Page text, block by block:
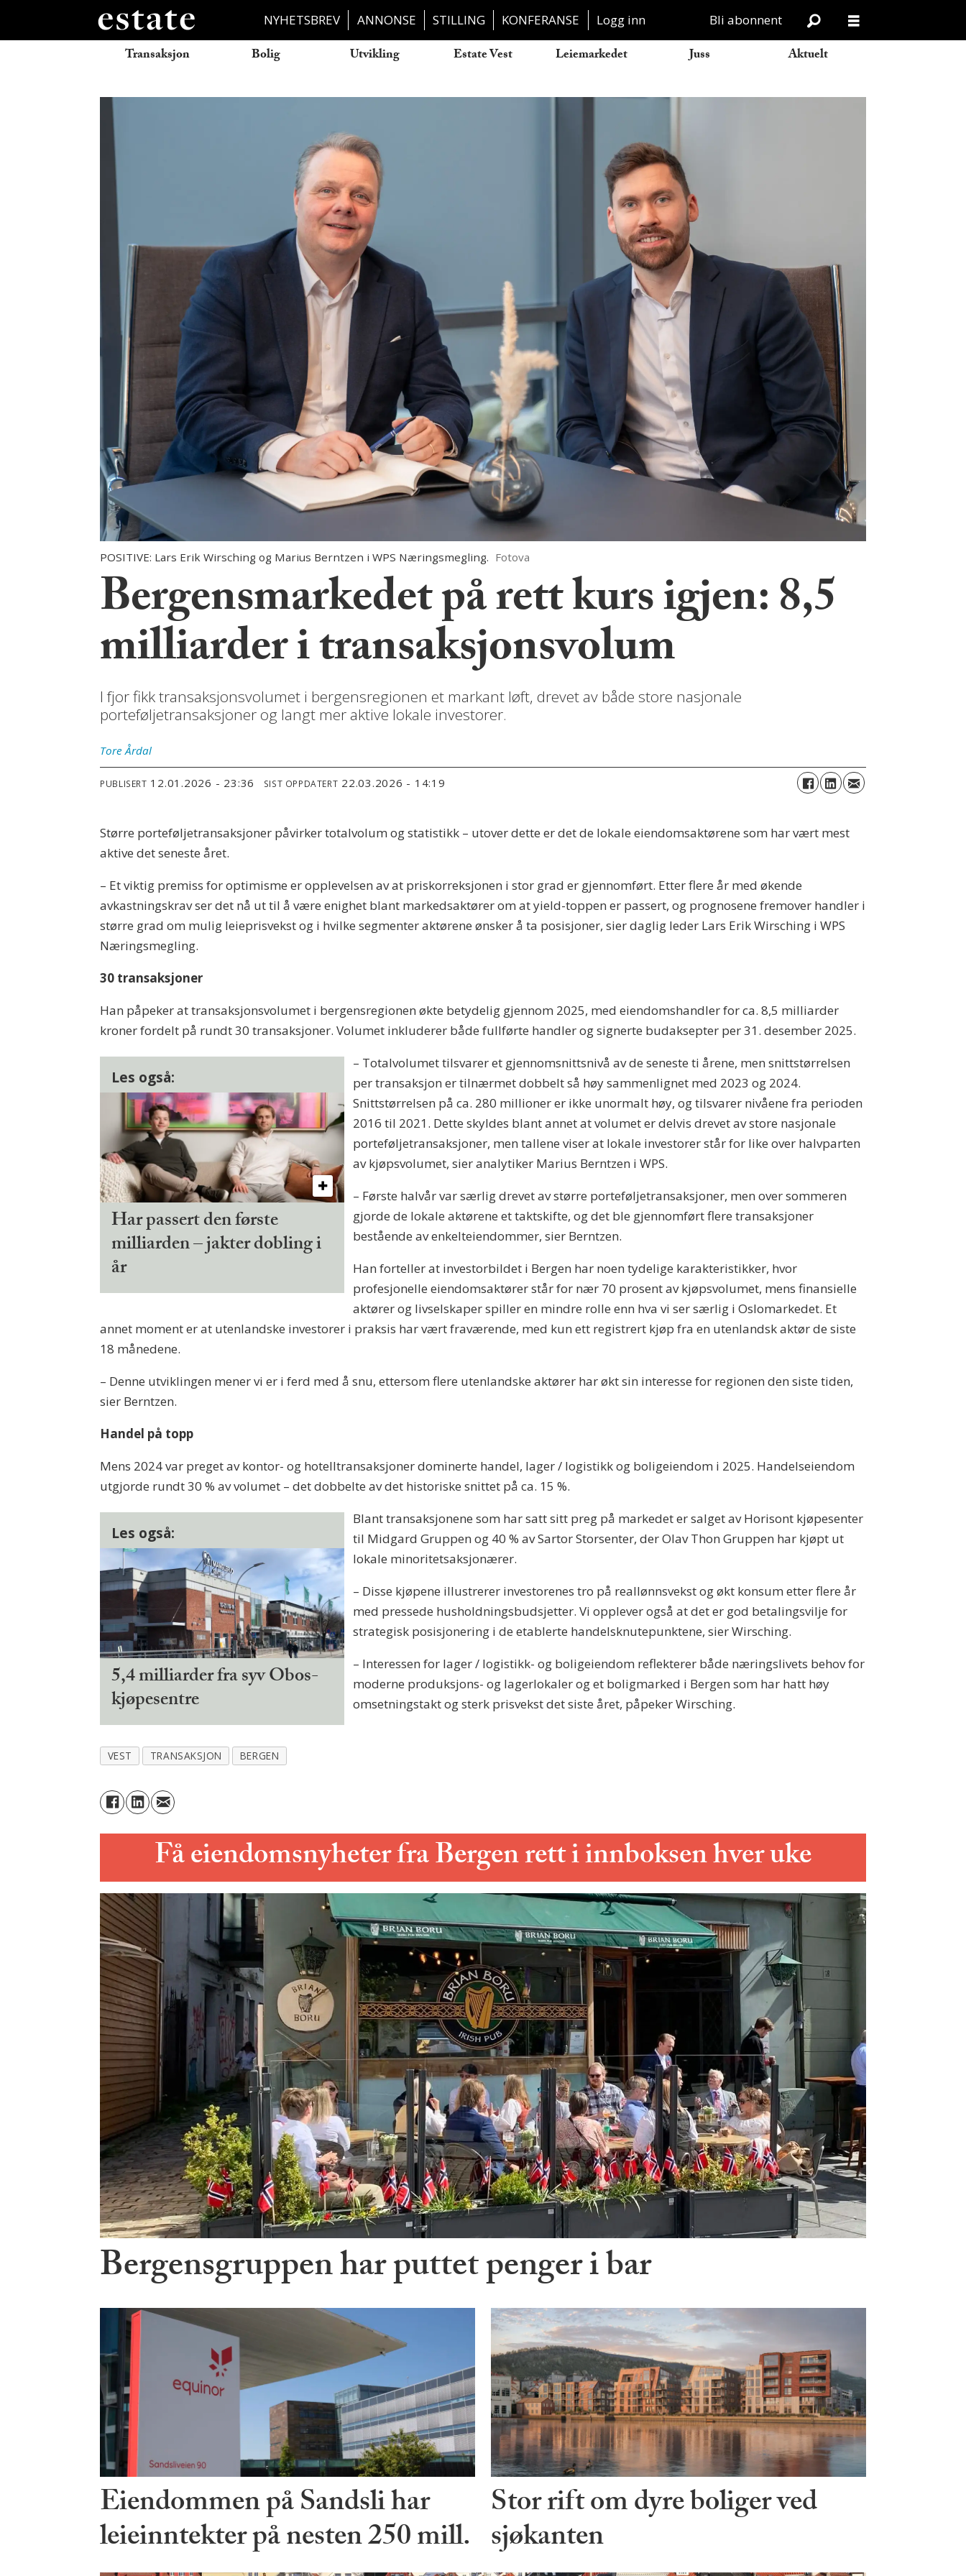
NYHETSBREV ANNONSE STILLING KONFERANSE Logg inn Bli abonnent
Transaksjon Bolig Utvikling Estate Vest Leiemarkedet Juss Aktuelt
POSITIVE: Lars Erik Wirsching og Marius Berntzen i WPS Næringsmegling. Fotova
Bergensmarkedet på rett kurs igjen: 8,5
milliarder i transaksjonsvolum
I fjor fikk transaksjonsvolumet i bergensregionen et markant løft, drevet av både store nasjonale
porteføljetransaksjoner og langt mer aktive lokale investorer.
Tore Årdal
PUBLISERT 12.01.2026 - 23:36 SIST OPPDATERT 22.03.2026 - 14:19
Større porteføljetransaksjoner påvirker totalvolum og statistikk – utover dette er det de lokale eiendomsaktørene som har vært mest
aktive det seneste året.
– Et viktig premiss for optimisme er opplevelsen av at priskorreksjonen i stor grad er gjennomført. Etter flere år med økende
avkastningskrav ser det nå ut til å være enighet blant markedsaktører om at yield-toppen er passert, og prognosene fremover handler i
større grad om mulig leieprisvekst og i hvilke segmenter aktørene ønsker å ta posisjoner, sier daglig leder Lars Erik Wirsching i WPS
Næringsmegling.
30 transaksjoner
Han påpeker at transaksjonsvolumet i bergensregionen økte betydelig gjennom 2025, med eiendomshandler for ca. 8,5 milliarder
kroner fordelt på rundt 30 transaksjoner. Volumet inkluderer både fullførte handler og signerte budaksepter per 31. desember 2025.
Les også:
Har passert den første
milliarden – jakter dobling i
år
– Totalvolumet tilsvarer et gjennomsnittsnivå av de seneste ti årene, men snittstørrelsen
per transaksjon er tilnærmet dobbelt så høy sammenlignet med 2023 og 2024.
Snittstørrelsen på ca. 280 millioner er ikke unormalt høy, og tilsvarer nivåene fra perioden
2016 til 2021. Dette skyldes blant annet at volumet er delvis drevet av store nasjonale
porteføljetransaksjoner, men tallene viser at lokale investorer står for like over halvparten
av kjøpsvolumet, sier analytiker Marius Berntzen i WPS.
– Første halvår var særlig drevet av større porteføljetransaksjoner, men over sommeren
gjorde de lokale aktørene et taktskifte, og det ble gjennomført flere transaksjoner
bestående av enkelteiendommer, sier Berntzen.
Han forteller at investorbildet i Bergen har noen tydelige karakteristikker, hvor
profesjonelle eiendomsaktører står for nær 70 prosent av kjøpsvolumet, mens finansielle
aktører og livselskaper spiller en mindre rolle enn hva vi ser særlig i Oslomarkedet. Et
annet moment er at utenlandske investorer i praksis har vært fraværende, med kun ett registrert kjøp fra en utenlandsk aktør de siste
18 månedene.
– Denne utviklingen mener vi er i ferd med å snu, ettersom flere utenlandske aktører har økt sin interesse for regionen den siste tiden,
sier Berntzen.
Handel på topp
Mens 2024 var preget av kontor- og hotelltransaksjoner dominerte handel, lager / logistikk og boligeiendom i 2025. Handelseiendom
utgjorde rundt 30 % av volumet – det dobbelte av det historiske snittet på ca. 15 %.
Les også:
5,4 milliarder fra syv Obos-
kjøpesentre
Blant transaksjonene som har satt sitt preg på markedet er salget av Horisont kjøpesenter
til Midgard Gruppen og 40 % av Sartor Storsenter, der Olav Thon Gruppen har kjøpt ut
lokale minoritetsaksjonærer.
– Disse kjøpene illustrerer investorenes tro på reallønnsvekst og økt konsum etter flere år
med pressede husholdningsbudsjetter. Vi opplever også at det er god betalingsvilje for
strategisk posisjonering i de etablerte handelsknutepunktene, sier Wirsching.
– Interessen for lager / logistikk- og boligeiendom reflekterer både næringslivets behov for
moderne produksjons- og lagerlokaler og et boligmarked i Bergen som har hatt høy
omsetningstakt og sterk prisvekst det siste året, påpeker Wirsching.
VEST TRANSAKSJON BERGEN
Få eiendomsnyheter fra Bergen rett i innboksen hver uke
Bergensgruppen har puttet penger i bar
Eiendommen på Sandsli har
leieinntekter på nesten 250 mill.
Stor rift om dyre boliger ved
sjøkanten